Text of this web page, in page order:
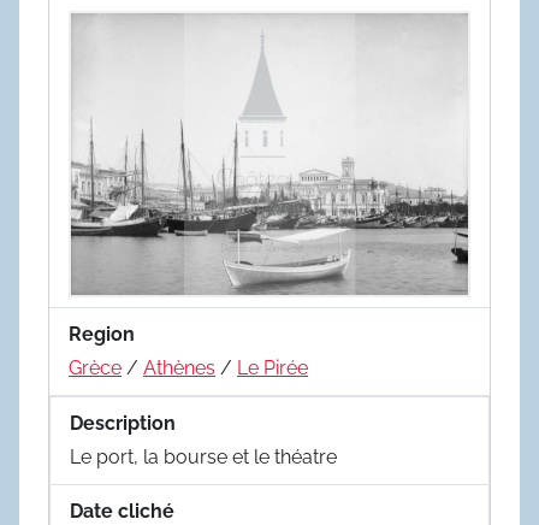
Region
Grèce / Athènes / Le Pirée
Description
Le port, la bourse et le théatre
Date cliché